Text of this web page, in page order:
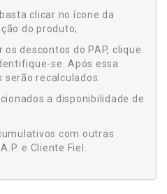
clicar no ícone da
do produto;
descontos do PAP, clique
se. Após essa
recalculados.
a disponibilidade de
com outras
e Cliente Fiel.